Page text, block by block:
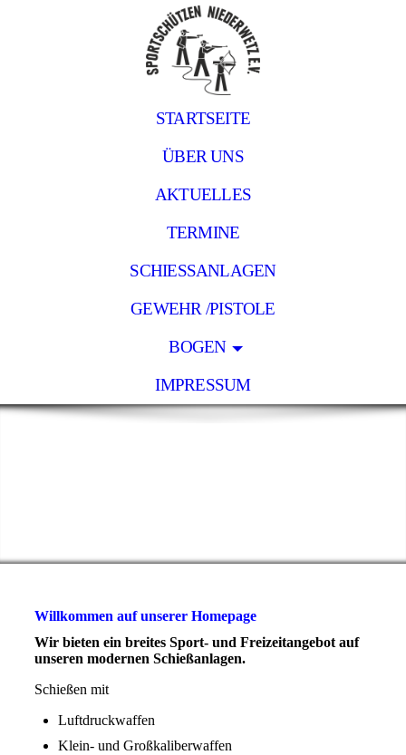
STARTSEITE
ÜBER UNS
AKTUELLES
TERMINE
SCHIESSANLAGEN
GEWEHR /PISTOLE
BOGEN
IMPRESSUM
Willkommen auf unserer Homepage
Wir bieten ein breites Sport- und Freizeitangebot auf
unseren modernen Schießanlagen.
Schießen mit
Luftdruckwaffen
Klein- und Großkaliberwaffen